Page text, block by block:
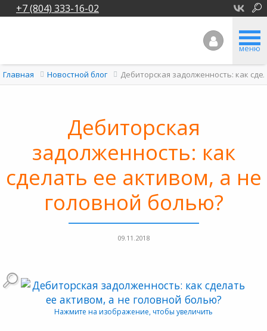
+7 (804) 333-16-02
меню
Главная Новостной блог Дебиторская задолженность: как
Дебиторская
задолженность: как
сделать ее активом, а не
головной болью?
09.11.2018
Нажмите на изображение, чтобы увеличить